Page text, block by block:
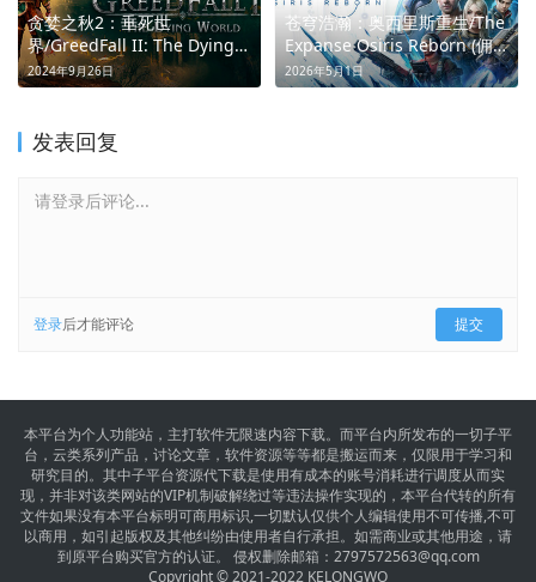
贪婪之秋2：垂死世
界/GreedFall II: The Dying
World (探索，联盟，夺自由)
2024年9月26日
苍穹浩瀚：奥西里斯重生/The
Expanse Osiris Reborn (佣
兵组队闯荡太阳系阴谋)
2026年5月1日
发表回复
请登录后评论...
登录后才能评论 提交
本平台为个人功能站，主打软件无限速内容下载。而平台内所发布的一切子平
台，云类系列产品，讨论文章，软件资源等等都是搬运而来，仅限用于学习和
研究目的。其中子平台资源代下载是使用有成本的账号消耗进行调度从而实
现，并非对该类网站的VIP机制破解绕过等违法操作实现的，本平台代转的所有
文件如果没有本平台标明可商用标识,一切默认仅供个人编辑使用不可传播,不可
以商用，如引起版权及其他纠纷由使用者自行承担。如需商业或其他用途，请
到原平台购买官方的认证。 侵权删除邮箱： 2797572563@qq.com
Copyright © 2021-2022 KELONGWO